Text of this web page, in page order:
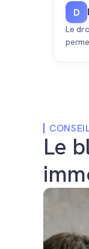
D
Le
Le